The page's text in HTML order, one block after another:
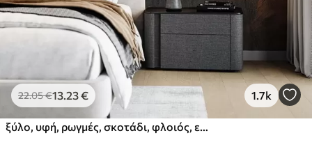
22.05€13 .23€ 1.7k